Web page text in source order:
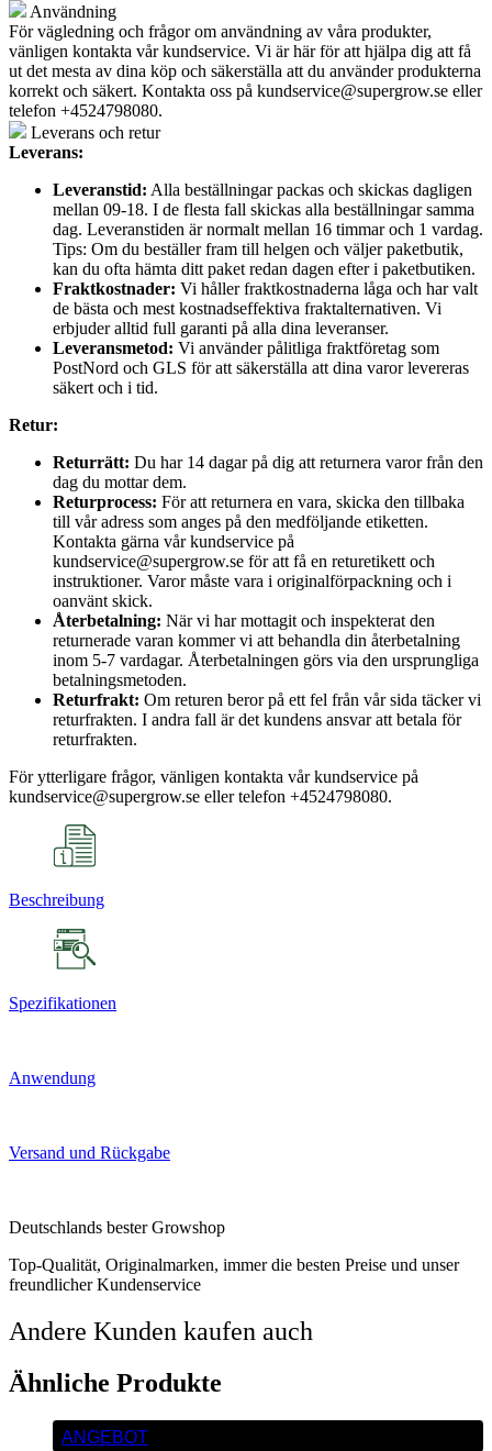
Användning
För vägledning och frågor om användning av våra produkter,
vänligen kontakta vår kundservice. Vi är här för att hjälpa dig att få
ut det mesta av dina köp och säkerställa att du använder produkterna
korrekt och säkert. Kontakta oss på kundservice@supergrow.se eller
telefon +4524798080.
Leverans och retur
Leverans:
Leveranstid: Alla beställningar packas och skickas dagligen
mellan 09-18. I de flesta fall skickas alla beställningar samma
dag. Leveranstiden är normalt mellan 16 timmar och 1 vardag.
Tips: Om du beställer fram till helgen och väljer paketbutik,
kan du ofta hämta ditt paket redan dagen efter i paketbutiken.
Fraktkostnader: Vi håller fraktkostnaderna låga och har valt
de bästa och mest kostnadseffektiva fraktalternativen. Vi
erbjuder alltid full garanti på alla dina leveranser.
Leveransmetod: Vi använder pålitliga fraktföretag som
PostNord och GLS för att säkerställa att dina varor levereras
säkert och i tid.
Retur:
Returrätt: Du har 14 dagar på dig att returnera varor från den
dag du mottar dem.
Returprocess: För att returnera en vara, skicka den tillbaka
till vår adress som anges på den medföljande etiketten.
Kontakta gärna vår kundservice på
kundservice@supergrow.se för att få en returetikett och
instruktioner. Varor måste vara i originalförpackning och i
oanvänt skick.
Återbetalning: När vi har mottagit och inspekterat den
returnerade varan kommer vi att behandla din återbetalning
inom 5-7 vardagar. Återbetalningen görs via den ursprungliga
betalningsmetoden.
Returfrakt: Om returen beror på ett fel från vår sida täcker vi
returfrakten. I andra fall är det kundens ansvar att betala för
returfrakten.
För ytterligare frågor, vänligen kontakta vår kundservice på
kundservice@supergrow.se eller telefon +4524798080.
Beschreibung
Spezifikationen
Anwendung
Versand und Rückgabe
Deutschlands bester Growshop
Top-Qualität, Originalmarken, immer die besten Preise und unser
freundlicher Kundenservice
Andere Kunden kaufen auch
Ähnliche Produkte
ANGEBOT